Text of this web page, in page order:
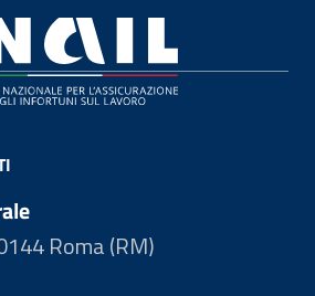
Roma (RM)